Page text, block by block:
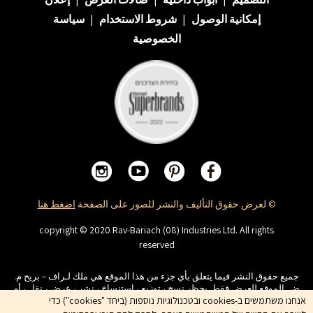
إمكانية الوصول | شروط الاستخدام | سياسة
الخصوصية
© لعرض حقوق التأليف والنشر للصور على الصفحة اضغط هنا
copyright © 2020 Rav-Bariach (08) Industries Ltd. All rights
reserved
جميع حقوق النشر فيما يتعلق بأي جزء من هذا الموقع هي ملك لـراف – بريح م.
ض. الموقع للعرض فقط. يحظر نسخ ، توزيع ، استنساخ ، نشر ، عرض ، نقل ، أو
تعديل ، ةويحظر أداء أعمال مشتقة في المحتوى الذي يظهر على الموقع. أسماء
אנחנו משתמשים ב-cookies ובטכנולוגיות נוספות (ביחד "cookies") כדי